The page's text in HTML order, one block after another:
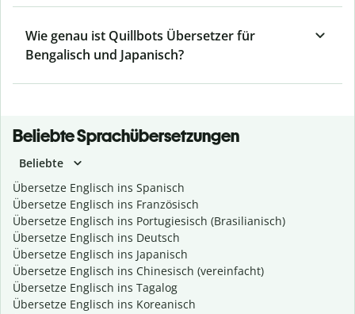
Wie genau ist Quillbots Übersetzer für
Bengalisch und Japanisch?
Beliebte Sprachübersetzungen
Beliebte
Übersetze Englisch ins Spanisch
Übersetze Englisch ins Französisch
Übersetze Englisch ins Portugiesisch (Brasilianisch)
Übersetze Englisch ins Deutsch
Übersetze Englisch ins Japanisch
Übersetze Englisch ins Chinesisch (vereinfacht)
Übersetze Englisch ins Tagalog
Übersetze Englisch ins Koreanisch